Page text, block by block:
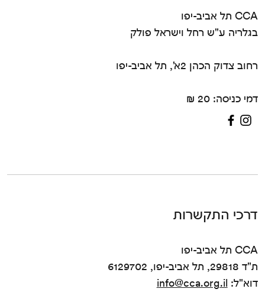
CCA תל אביב-יפו
בגלריה ע"ש רחל וישראל פולק
רחוב צדוק הכהן 2א', תל אביב-יפו
דמי כניסה: 20 ₪
דרכי התקשרות
CCA תל אביב-יפו
ת"ד 29818, תל אביב-יפו, 6129702
דוא"ל: info@cca.org.il